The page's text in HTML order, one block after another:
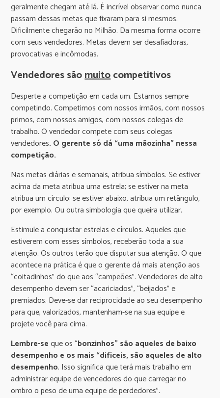
geralmente chegam até lá. É incrível observar como nunca
passam dessas metas que fixaram para si mesmos.
Dificilmente chegarão no Milhão. Da mesma forma ocorre
com seus vendedores. Metas devem ser desafiadoras,
provocativas e incômodas.
Vendedores sãomuitocompetitivos
Desperte a competição em cada um. Estamos sempre
competindo. Competimos com nossos irmãos, com nossos
primos, com nossos amigos, com nossos colegas de
trabalho. O vendedor compete com seus colegas
vendedores. O gerente só dá “uma mãozinha” nessa
competição.
Nas metas diárias e semanais, atribua símbolos. Se estiver
acima da meta atribua uma estrela; se estiver na meta
atribua um círculo; se estiver abaixo, atribua um retângulo,
por exemplo. Ou outra simbologia que queira utilizar.
Estimule a conquistar estrelas e círculos. Aqueles que
estiverem com esses símbolos, receberão toda a sua
atenção. Os outros terão que disputar sua atenção. O que
acontece na prática é que o gerente dá mais atenção aos
“coitadinhos” do que aos “campeões”. Vendedores de alto
desempenho devem ser “acariciados”, “beijados” e
premiados. Deve-se dar reciprocidade ao seu desempenho
para que, valorizados, mantenham-se na sua equipe e
projete você para cima.
Lembre-seque os “bonzinhos” são aqueles de baixo
desempenho e os mais “difíceis, são aqueles de alto
desempenho. Isso significa que terá mais trabalho em
administrar equipe de vencedores do que carregar no
ombro o peso de uma equipe de perdedores”.